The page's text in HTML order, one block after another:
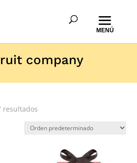
company
resultados